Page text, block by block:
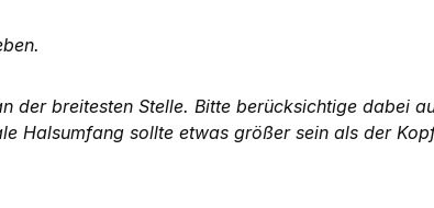
breitesten Stelle. Bitte berücksichtige dabei
Halsumfang sollte etwas größer sein als der